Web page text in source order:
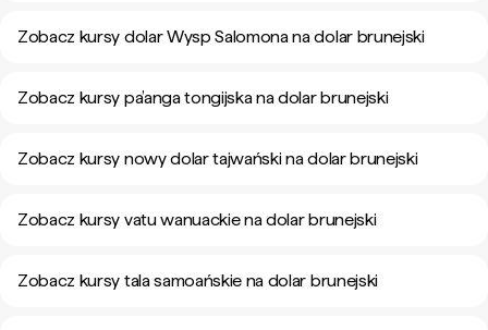
Zobacz kursy dolar Wysp Salomona na dolar brunejski
Zobacz kursy pa’anga tongijska na dolar brunejski
Zobacz kursy nowy dolar tajwański na dolar brunejski
Zobacz kursy vatu wanuackie na dolar brunejski
Zobacz kursy tala samoańskie na dolar brunejski